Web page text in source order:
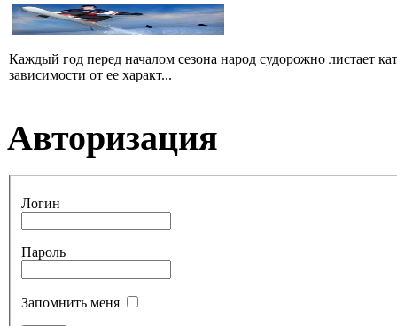
Каждый год перед началом сезона народ судорожно листает
зависимости от ее характ...
Авторизация
Логин
Пароль
Запомнить меня